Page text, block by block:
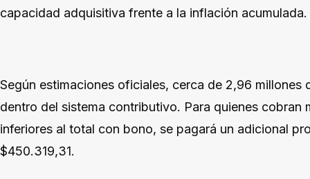
capacidad adquisitiva frente a la inflación acumulada.
Según estimaciones oficiales, cerca de 2,96 millones
dentro del sistema contributivo. Para quienes cobran
inferiores al total con bono, se pagará un adicional
$450.319,31.